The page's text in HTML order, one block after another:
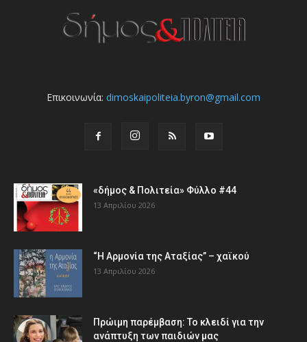
Επικοινωνία: dimoskaipoliteia.byron@gmail.com
«δήμος & Πολιτεία» Φύλλο #44
13 Απριλίου 2026
“Η Αρμονία της Αταξίας” – χαϊκού
13 Απριλίου 2026
Πρώιμη παρέμβαση: Το κλειδί για την
ανάπτυξη των παιδιών µας